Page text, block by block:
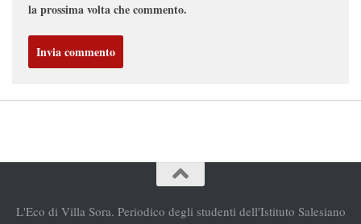
la prossima volta che commento.
L'Eco di Villa Sora. Periodico degli studenti dell'Istituto Salesiano